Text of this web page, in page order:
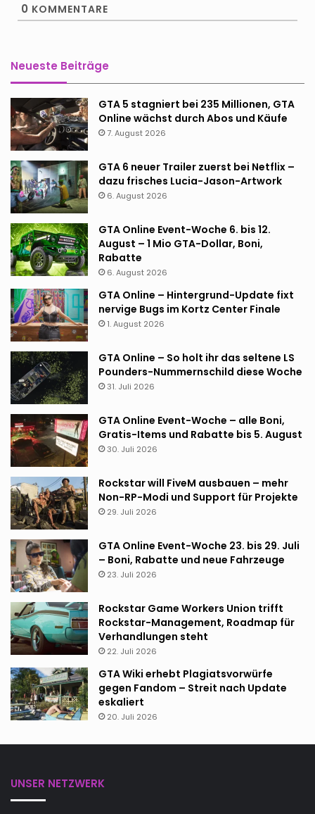
0 KOMMENTARE
Neueste Beiträge
GTA 5 stagniert bei 235 Millionen, GTA
Online wächst durch Abos und Käufe
7. August 2026
GTA 6 neuer Trailer zuerst bei Netflix –
dazu frisches Lucia-Jason-Artwork
6. August 2026
GTA Online Event-Woche 6. bis 12.
August – 1 Mio GTA-Dollar, Boni,
Rabatte
6. August 2026
GTA Online – Hintergrund-Update fixt
nervige Bugs im Kortz Center Finale
1. August 2026
GTA Online – So holt ihr das seltene LS
Pounders-Nummernschild diese Woche
31. Juli 2026
GTA Online Event-Woche – alle Boni,
Gratis-Items und Rabatte bis 5. August
30. Juli 2026
Rockstar will FiveM ausbauen – mehr
Non-RP-Modi und Support für Projekte
29. Juli 2026
GTA Online Event-Woche 23. bis 29. Juli
– Boni, Rabatte und neue Fahrzeuge
23. Juli 2026
Rockstar Game Workers Union trifft
Rockstar-Management, Roadmap für
Verhandlungen steht
22. Juli 2026
GTA Wiki erhebt Plagiatsvorwürfe
gegen Fandom – Streit nach Update
eskaliert
20. Juli 2026
UNSER NETZWERK